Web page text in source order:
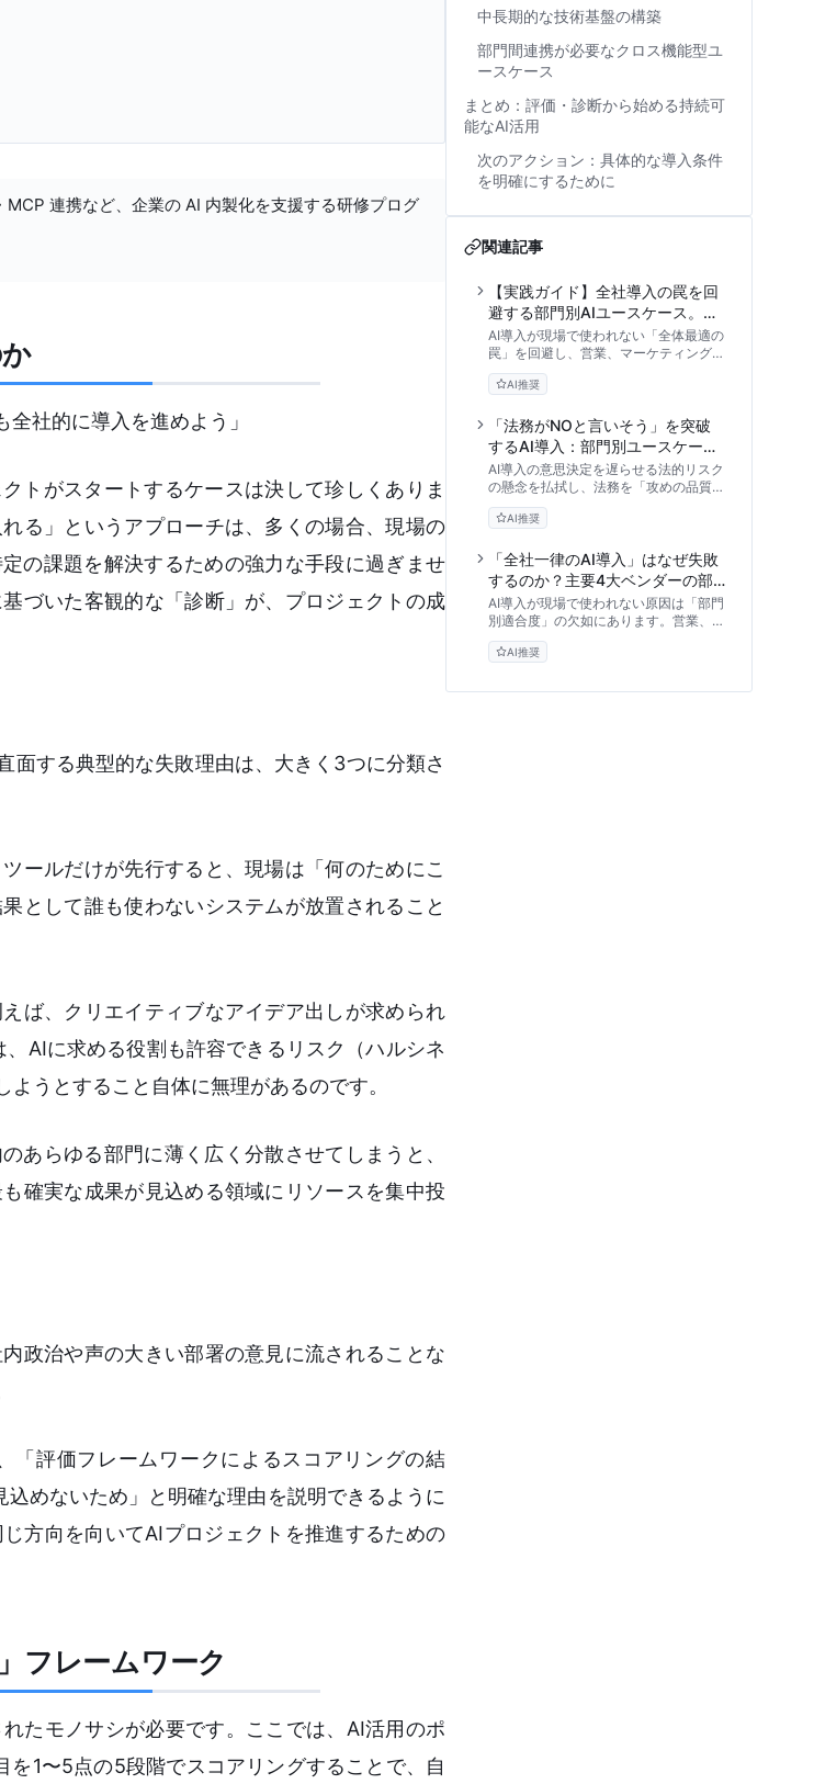
連携など、企業の AI 内製化を支援する研修プログ
社的に導入を進めよう」
トがスタートするケースは決して珍しくありま
る」というアプローチは、多くの場合、現場の
の課題を解決するための強力な手段に過ぎませ
づいた客観的な「診断」が、プロジェクトの成
する典型的な失敗理由は、大きく3つに分類さ
ールだけが先行すると、現場は「何のためにこ
として誰も使わないシステムが放置されること
ば、クリエイティブなアイデア出しが求められ
AIに求める役割も許容できるリスク（ハルシネ
うとすること自体に無理があるのです。
あらゆる部門に薄く広く分散させてしまうと、
確実な成果が見込める領域にリソースを集中投
政治や声の大きい部署の意見に流されることな
「評価フレームワークによるスコアリングの結
めないため」と明確な理由を説明できるように
方向を向いてAIプロジェクトを推進するための
フレームワーク
たモノサシが必要です。ここでは、AI活用のポ
1〜5点の5段階でスコアリングすることで、自
中長期的な技術基盤の構築
部門間連携が必要なクロス機能型ユ
ースケース
まとめ：評価・診断から始める持続可
能なAI活用
次のアクション：具体的な導入条件
を明確にするために
関連記事
【実践ガイド】全社導入の罠を回
避する部門別AIユースケース。現
場主導で進める3フェーズと実装
形態の比較評価
AI導入が現場で使われない「全体最適の
罠」を回避し、営業、マーケティング、
バックオフィスなど部門別に最適化され
たユースケースを徹底解説。現場主導で
SaaSとAPI開発の比較検証、ハルシネ
ーション対策まで、DX推進担当者が知
るべき実践的アプローチを提供します。
AI推奨
「法務がNOと言いそう」を突破
するAI導入：部門別ユースケース
の法的リスク評価と攻めのガバナ
ンス構築
AI導入の意思決定を遅らせる法的リスク
の懸念を払拭し、法務を「攻めの品質管
理」として再定義するアプローチを解説
します。営業・開発・人事など部門別の
階のリスク判定フレームワーク、システ
ム的なガードレール設計まで、現場の利
便性と安全性を両立させる知見を提供し
ます。
AI推奨
「全社一律のAI導入」はなぜ失敗
するのか？主要4大ベンダーの部
門別適合度と業務フロー別選定ア
プローチ
AI導入が現場で使われない原因は「部門
別適合度」の欠如にあります。営業、マ
ーケ、法務など部門ごとの業務フローに
最適なAIはどれか。主要4大ベンダーの
し、実践的な選定基準を解説します。
AI推奨